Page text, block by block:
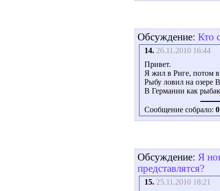
Обсуждение: Кто
14. 26.11.2010 16:44
Привет.
Я жил в Риге, потом
Рыбу ловил на oзере
В Германии как
Сообщение собрало: 0
Обсуждение: Я
представлятся?
15. 25.11.2010 18:21